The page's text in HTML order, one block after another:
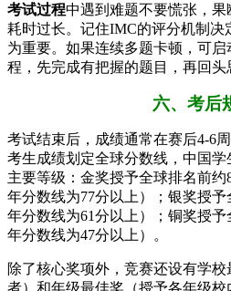
考试过程中遇到难题不要慌张，
耗时过长。记住IMC的评分机制决
为重要。如果连续多题卡顿，可
程，先完成有把握的题目，再回头
六、考后
考试结束后，成绩通常在赛后4-6
考生成绩划定全球分数线，中国
主要等级：金奖授予全球排名前约
年分数线为77分以上）；银奖授予
年分数线为61分以上）；铜奖授予
年分数线为47分以上）。
除了核心奖项外，竞赛还设有学
者）和年级最佳奖（授予各年级